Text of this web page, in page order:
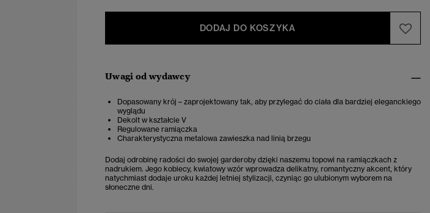
DODAJ DO KOSZYKA
Uwagi od wydawcy
Dopasowany krój – zaprojektowany tak, aby przylegać do ciała dla bardziej eleganckiego
wyglądu
Dekolt w kształcie V
Regulowane ramiączka
Charakterystyczna metalowa zawieszka nad linią brzegu
Dodaj odrobinę radości do swojej garderoby dzięki naszemu topowi na ramiączkach z
nadrukiem. Jego kobiecy, kwiatowy wzór wprowadza delikatny, romantyczny akcent, który
natychmiast dodaje uroku każdej letniej stylizacji, czyniąc go ulubionym wyborem na
słoneczne dni.